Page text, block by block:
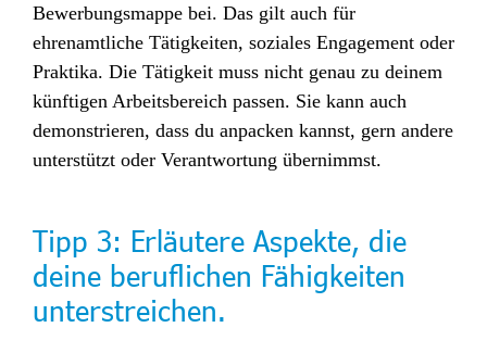
Bewerbungsmappe bei. Das gilt auch für
ehrenamtliche Tätigkeiten, soziales Engagement oder
Praktika. Die Tätigkeit muss nicht genau zu deinem
künftigen Arbeitsbereich passen. Sie kann auch
demonstrieren, dass du anpacken kannst, gern andere
unterstützt oder Verantwortung übernimmst.
Tipp 3: Erläutere Aspekte, die
deine beruflichen Fähigkeiten
unterstreichen.